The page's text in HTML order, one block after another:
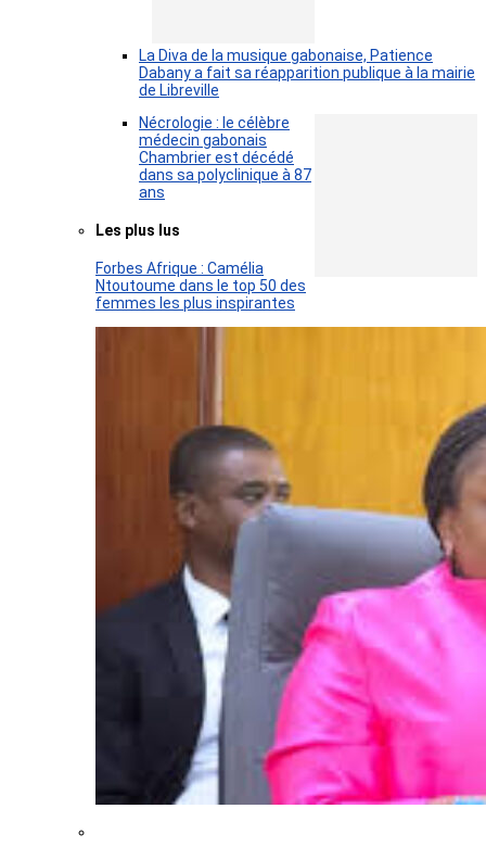
La Diva de la musique gabonaise, Patience
Dabany a fait sa réapparition publique à la mairie
de Libreville
Nécrologie : le célèbre
médecin gabonais
Chambrier est décédé
dans sa polyclinique à 87
ans
Les plus lus
Forbes Afrique : Camélia
Ntoutoume dans le top 50 des
femmes les plus inspirantes